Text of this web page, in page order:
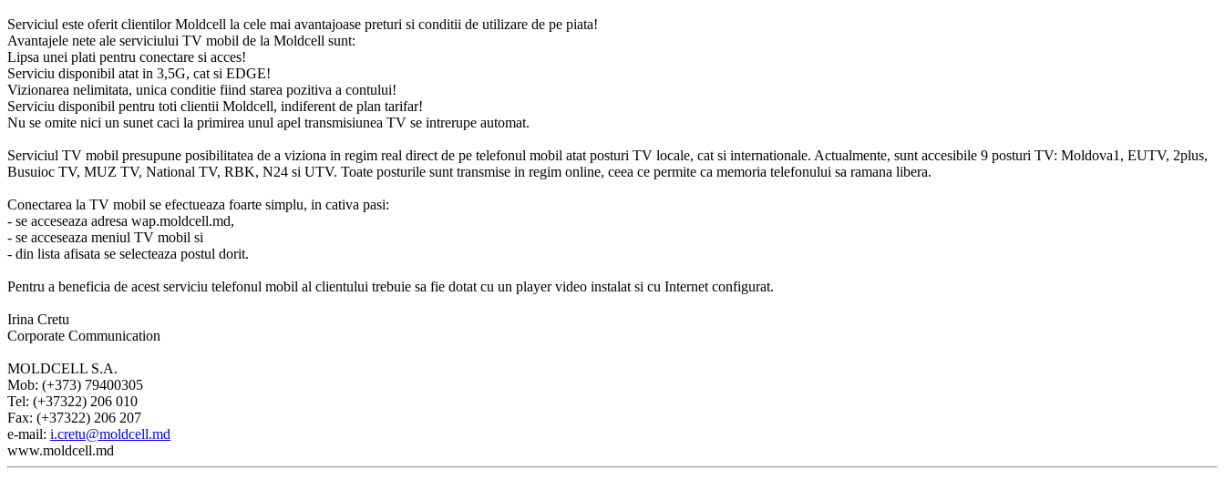
Serviciul este oferit clientilor Moldcell la cele mai avantajoase preturi si conditii de utilizare de pe piata!
Avantajele nete ale serviciului TV mobil de la Moldcell sunt:
Lipsa unei plati pentru conectare si acces!
Serviciu disponibil atat in 3,5G, cat si EDGE!
Vizionarea nelimitata, unica conditie fiind starea pozitiva a contului!
Serviciu disponibil pentru toti clientii Moldcell, indiferent de plan tarifar!
Nu se omite nici un sunet caci la primirea unul apel transmisiunea TV se intrerupe automat.
Serviciul TV mobil presupune posibilitatea de a viziona in regim real direct de pe telefonul mobil atat posturi TV locale, cat si internationale. Actualmente, sunt accesibile 9 posturi TV: Moldova1, EUTV, 2plus,
Busuioc TV, MUZ TV, National TV, RBK, N24 si UTV. Toate posturile sunt transmise in regim online, ceea ce permite ca memoria telefonului sa ramana libera.
Conectarea la TV mobil se efectueaza foarte simplu, in cativa pasi:
- se acceseaza adresa wap.moldcell.md,
- se acceseaza meniul TV mobil si
- din lista afisata se selecteaza postul dorit.
Pentru a beneficia de acest serviciu telefonul mobil al clientului trebuie sa fie dotat cu un player video instalat si cu Internet configurat.
Irina Cretu
Corporate Communication
MOLDCELL S.A.
Mob: (+373) 79400305
Tel: (+37322) 206 010
Fax: (+37322) 206 207
e-mail: i.cretu@moldcell.md
www.moldcell.md